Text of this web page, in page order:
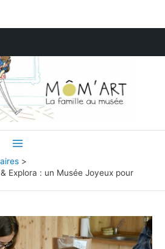
Menu
Explora : un Musée Joyeux pour